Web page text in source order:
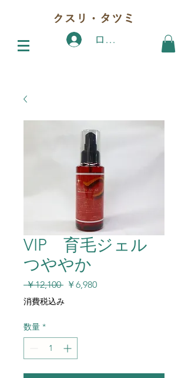
クスリ・タツミ
ログイン
VIP 育毛ジェル
つややか
￥12,100 通￥6,980セ
消費税込み
数量 *